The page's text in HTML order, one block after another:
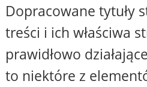
Dopracowane tytuły
treści i ich właściwa
prawidłowo
to niektóre z